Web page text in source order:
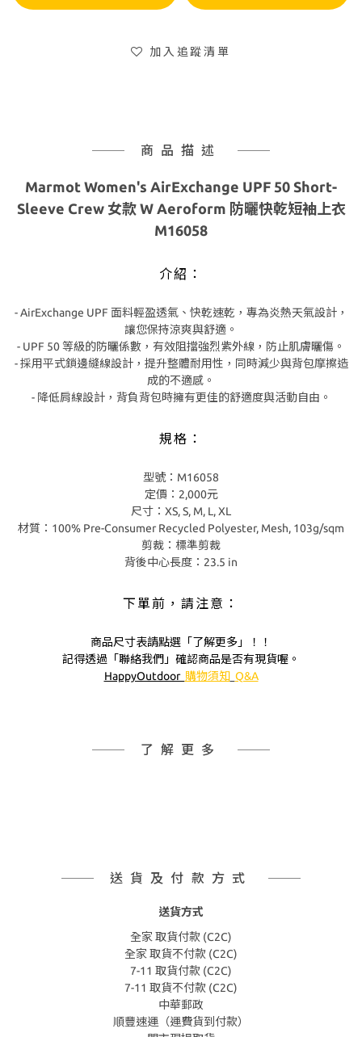
加入追蹤清單
商品描述
Marmot Women's AirExchange UPF 50 Short-
Sleeve Crew 女款 W Aeroform 防曬快乾短袖上衣
M16058
介紹：
- AirExchange UPF 面料輕盈透氣、快乾速乾，專為炎熱天氣設計，
讓您保持涼爽與舒適。
- UPF 50 等級的防曬係數，有效阻擋強烈紫外線，防止肌膚曬傷。
- 採用平式鎖邊縫線設計，提升整體耐用性，同時減少與背包摩擦造
成的不適感。
- 降低肩線設計，背負背包時擁有更佳的舒適度與活動自由。
規格：
型號：M16058
定價：2,000元
尺寸：XS, S, M, L, XL
材質：100% Pre-Consumer Recycled Polyester, Mesh, 103g/sqm
剪裁：標準剪裁
背後中心長度：23.5 in
下單前，請注意：
商品尺寸表請點選「了解更多」！！
記得透過「聯絡我們」確認商品是否有現貨喔。
HappyOutdoor 購物須知 Q&A
了解更多
送貨及付款方式
送貨方式
全家 取貨付款 (C2C)
全家 取貨不付款 (C2C)
7-11 取貨付款 (C2C)
7-11 取貨不付款 (C2C)
中華郵政
順豐速運（運費貨到付款）